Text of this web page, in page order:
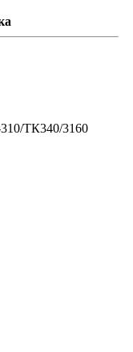
ТК340/3160